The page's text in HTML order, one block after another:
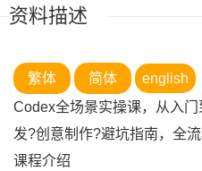
资料描述
繁体 简体
english
Codex全场景实操课，从入
发?创意制作?避坑指南，全流
课程介绍